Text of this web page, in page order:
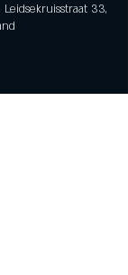
Leidsekruisstraat 33,